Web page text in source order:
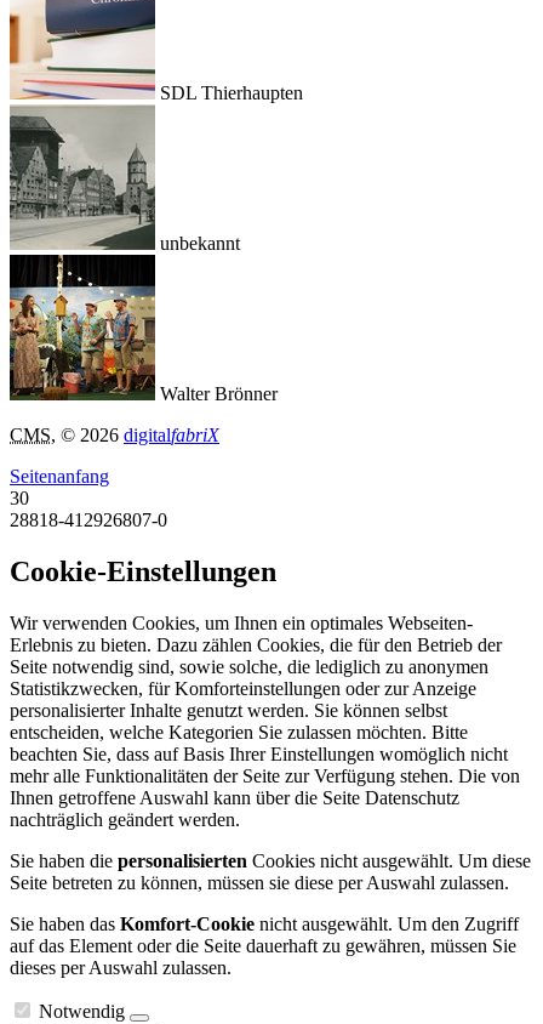
SDL Thierhaupten
unbekannt
Walter Brönner
CMS, © 2026 digitalfabriX
Seitenanfang
30
28818-412926807-0
Cookie-Einstellungen
Wir verwenden Cookies, um Ihnen ein optimales Webseiten-
Erlebnis zu bieten. Dazu zählen Cookies, die für den Betrieb der
Seite notwendig sind, sowie solche, die lediglich zu anonymen
Statistikzwecken, für Komforteinstellungen oder zur Anzeige
personalisierter Inhalte genutzt werden. Sie können selbst
entscheiden, welche Kategorien Sie zulassen möchten. Bitte
beachten Sie, dass auf Basis Ihrer Einstellungen womöglich nicht
mehr alle Funktionalitäten der Seite zur Verfügung stehen. Die von
Ihnen getroffene Auswahl kann über die Seite Datenschutz
nachträglich geändert werden.
Sie haben die personalisierten Cookies nicht ausgewählt. Um diese
Seite betreten zu können, müssen sie diese per Auswahl zulassen.
Sie haben das Komfort-Cookie nicht ausgewählt. Um den Zugriff
auf das Element oder die Seite dauerhaft zu gewähren, müssen Sie
dieses per Auswahl zulassen.
Notwendig